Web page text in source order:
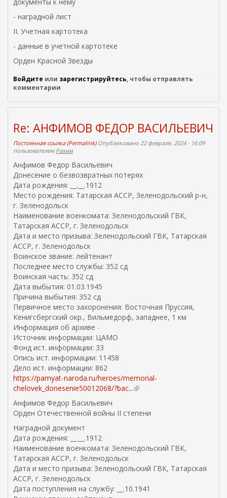
- наградной лист
II. Учетная картотека
- данные в учетной картотеке
Орден Красной Звезды
Войдите или зарегистрируйтесь, чтобы отправлять
комментарии
Re: АНФИМОВ ФЕДОР ВАСИЛЬЕВИЧ
Постоянная ссылка (Permalink)Опубликовано 22 февраля, 2024 - 16:09
пользователем Рахим
Анфимов Федор Васильевич
Донесение о безвозвратных потерях
Дата рождения: __.__.1912
Место рождения: Татарская АССР, Зеленодольский р-н,
г. Зеленодольск
Наименование военкомата: Зеленодольский ГВК,
Татарская АССР, г. Зеленодольск
Дата и место призыва: Зеленодольский ГВК, Татарская
АССР, г. Зеленодольск
Воинское звание: лейтенант
Последнее место службы: 352 сд
Воинская часть: 352 сд
Дата выбытия: 01.03.1945
Причина выбытия: 352 сд
Первичное место захоронения: Восточная Пруссия,
Кенигсбергский окр., Вильмедорф, западнее, 1 км
Информация об архиве -
Источник информации: ЦАМО
Фонд ист. информации: 33
Опись ист. информации: 11458
Дело ист. информации: 862
https://pamyat-naroda.ru/heroes/memorial-
chelovek_donesenie50012068/?bac...(
е
я
с
ы
Анфимов Федор Васильевич
Орден Отечественной войны II степени
Наградной документ
Дата рождения: __.__.1912
Наименование военкомата: Зеленодольский ГВК,
Татарская АССР, г. Зеленодольск
Дата и место призыва: Зеленодольский ГВК, Татарская
АССР, г. Зеленодольск
Дата поступления на службу: __.10.1941